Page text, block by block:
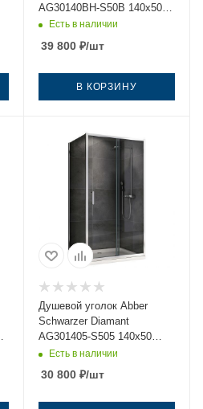
AG30140BH-S50B 140х50
стекло прозрачное
поддона
Есть в наличии
39 800₽/шт
В КОРЗИНУ
Душевой уголок Abber
Schwarzer Diamant
AG301405-S505 140х50
стекло прозрачное
профиль хром без поддона
Есть в наличии
30 800₽/шт